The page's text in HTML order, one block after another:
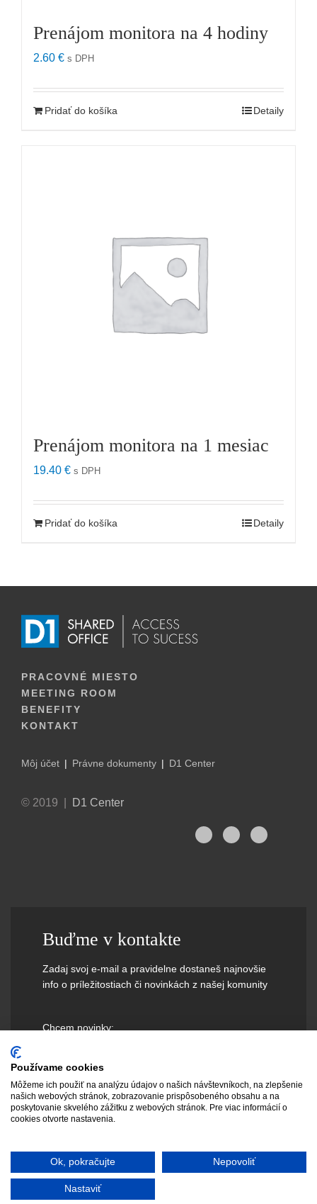
Prenájom monitora na 4 hodiny
2.60 € s DPH
Pridať do košíka Detaily
Prenájom monitora na 1 mesiac
19.40 € s DPH
Pridať do košíka Detaily
PRACOVNÉ MIESTO
MEETING ROOM
BENEFITY
KONTAKT
Môj účet Právne dokumenty D1 Center
© 2019 | D1 Center
Buďme v kontakte
Zadaj svoj e-mail a pravidelne dostaneš najnovšie
info o príležitostiach či novinkách z našej komunity
Chcem novinky:
Používame cookies
Môžeme ich použiť na analýzu údajov o našich návštevníkoch, na zlepšenie
našich webových stránok, zobrazovanie prispôsobeného obsahu a na
poskytovanie skvelého zážitku z webových stránok. Pre viac informácií o
cookies otvorte nastavenia.
Ok, pokračujte Nepovoliť
Nastaviť